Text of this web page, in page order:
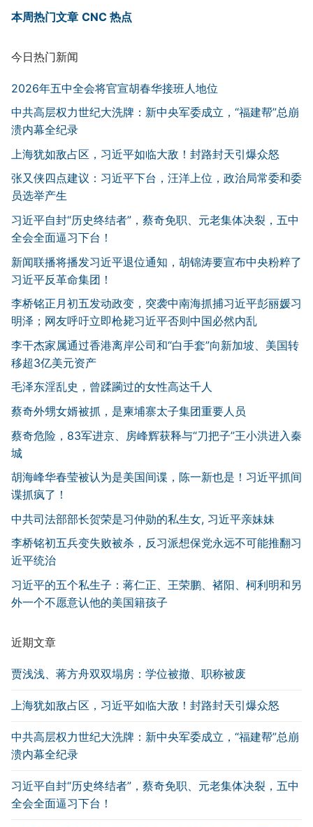
本周热门文章 CNC 热点
今日热门新闻
2026年五中全会将官宣胡春华接班人地位
中共高层权力世纪大洗牌：新中央军委成立，“福建帮”总崩
溃内幕全纪录
上海犹如敌占区，习近平如临大敌！封路封天引爆众怒
张又侠四点建议：习近平下台，汪洋上位，政治局常委和委
员选举产生
习近平自封“历史终结者”，蔡奇免职、元老集体决裂，五中
全会全面逼习下台！
新闻联播将播发习近平退位通知，胡锦涛要宣布中央粉粹了
习近平反革命集团！
李桥铭正月初五发动政变，突袭中南海抓捕习近平彭丽媛习
明泽；网友呼吁立即枪毙习近平否则中国必然内乱
李干杰家属通过香港离岸公司和“白手套”向新加坡、美国转
移超3亿美元资产
毛泽东淫乱史，曾蹂躏过的女性高达千人
蔡奇外甥女婿被抓，是柬埔寨太子集团重要人员
蔡奇危险，83军进京、房峰辉获释与“刀把子”王小洪进入秦
城
胡海峰华春莹被认为是美国间谍，陈一新也是！习近平抓间
谍抓疯了！
中共司法部部长贺荣是习仲勋的私生女, 习近平亲妹妹
李桥铭初五兵变失败被杀，反习派想保党永远不可能推翻习
近平统治
习近平的五个私生子：蒋仁正、王荣鹏、褚阳、柯利明和另
外一个不愿意认他的美国籍孩子
近期文章
贾浅浅、蒋方舟双双塌房：学位被撤、职称被废
上海犹如敌占区，习近平如临大敌！封路封天引爆众怒
中共高层权力世纪大洗牌：新中央军委成立，“福建帮”总崩
溃内幕全纪录
习近平自封“历史终结者”，蔡奇免职、元老集体决裂，五中
全会全面逼习下台！